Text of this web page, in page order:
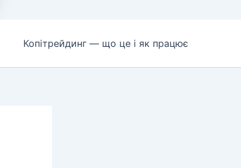
Копітрейдинг — що це і як працює